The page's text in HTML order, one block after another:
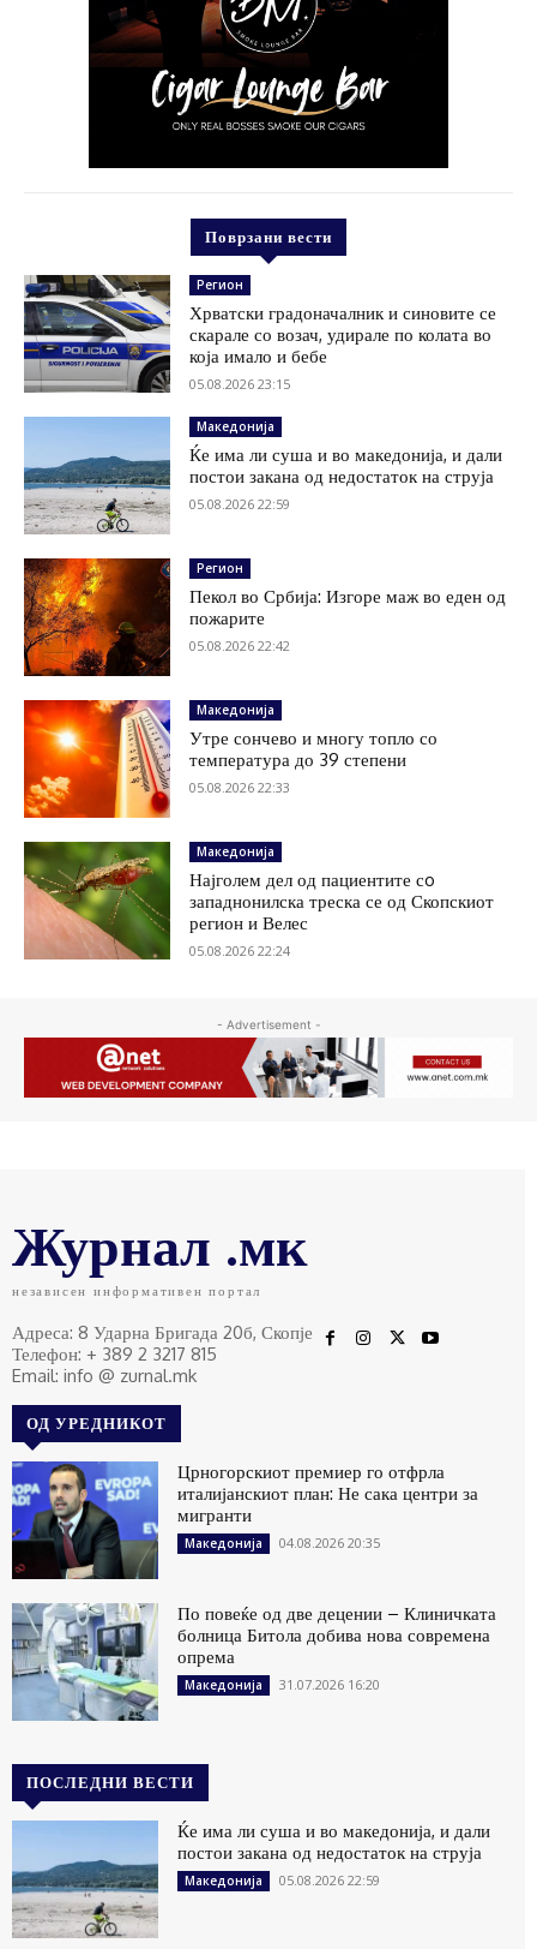
Поврзани вести
Регион
Хрватски градоначалник и синовите се
скарале со возач, удирале по колата во
која имало и бебе
05.08.2026 23:15
Македонија
Ќе има ли суша и во македонија, и дали
постои закана од недостаток на струја
05.08.2026 22:59
Регион
Пекол во Србија: Изгоре маж во еден од
пожарите
05.08.2026 22:42
Македонија
Утре сончево и многу топло со
температура до 39 степени
05.08.2026 22:33
Македонија
Најголем дел од пациентите сo
западнонилска треска се од Скопскиот
регион и Велес
05.08.2026 22:24
- Advertisement -
Журнал .мк
независен информативен портал
Адреса: 8 Ударна Бригада 20б, Скопје
Телефон: + 389 2 3217 815
Email: info @ zurnal.mk
ОД УРЕДНИКОТ
Црногорскиот премиер го отфрла
италијанскиот план: Не сака центри за
мигранти
Македонија 04.08.2026 20:35
По повеќе од две децении – Клиничката
болница Битола добива нова современа
опрема
Македонија 31.07.2026 16:20
ПОСЛЕДНИ ВЕСТИ
Ќе има ли суша и во македонија, и дали
постои закана од недостаток на струја
Македонија 05.08.2026 22:59